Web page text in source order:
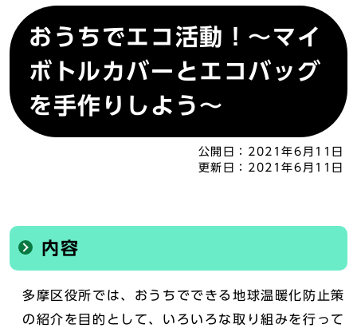
おうちでエコ活動！～マイ
ボトルカバーとエコバッグ
を手作りしよう～
公開日： 2021年6月11日
更新日： 2021年6月11日
内容
多摩区役所では、おうちでできる地球温暖化防止策
の紹介を目的として、いろいろな取り組みを行って